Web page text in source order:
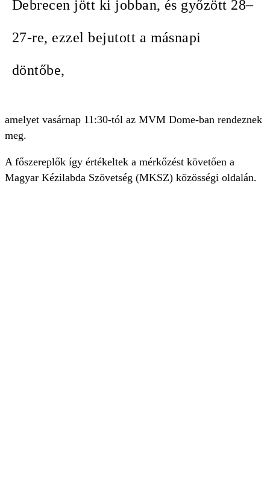
Debrecen jött ki jobban, és győzött 28–
27-re, ezzel bejutott a másnapi
döntőbe,
amelyet vasárnap 11:30-tól az MVM Dome-ban rendeznek
meg.
A főszereplők így értékeltek a mérkőzést követően a
Magyar Kézilabda Szövetség (MKSZ) közösségi oldalán.